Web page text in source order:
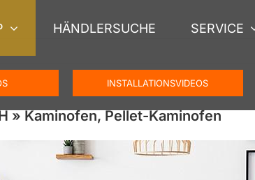
HÄNDLERSUCHE SERVICE
INSTALLATIONSVIDEOS
» Kaminofen, Pellet-Kaminofen